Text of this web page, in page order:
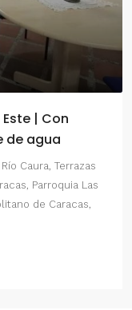
550/mes
Alquiler De Anexo
2 Habitaciones
Centro Comercial
del Este, Prados del
Parroquia Nuestra